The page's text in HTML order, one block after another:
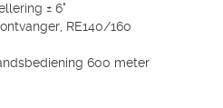
± 6°
RE140/160
600 meter